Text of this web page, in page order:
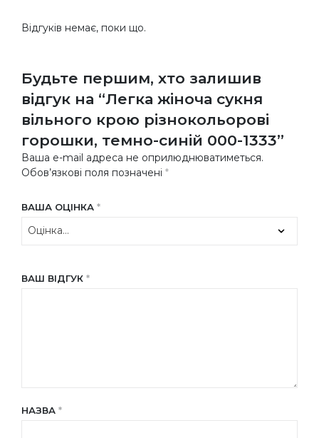
Відгуків немає, поки що.
Будьте першим, хто залишив
відгук на “Легка жіноча сукня
вільного крою різнокольорові
горошки, темно-синій 000-1333”
Ваша e-mail адреса не оприлюднюватиметься.
Обов’язкові поля позначені *
ВАША ОЦІНКА *
ВАШ ВІДГУК *
НАЗВА *